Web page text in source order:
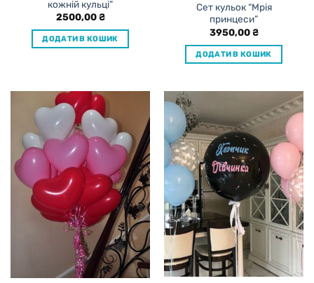
кожній кульці”
2500,00₴
ДОДАТИ В КОШИК
Сет кульок “Мрія
принцеси”
3950,00₴
ДОДАТИ В КОШИК